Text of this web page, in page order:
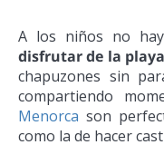
A los niños no
disfrutar de la playa
chapuzones sin
compartiendo
Menorca son
como la de hacer